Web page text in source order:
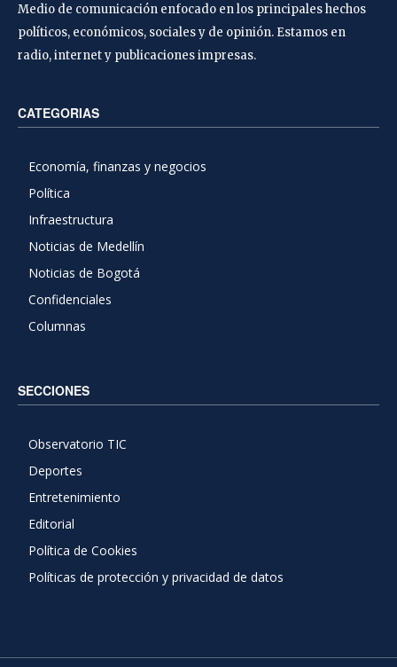
Medio de comunicación enfocado en los principales hechos
políticos, económicos, sociales y de opinión. Estamos en
radio, internet y publicaciones impresas.
CATEGORIAS
Economía, finanzas y negocios
Política
Infraestructura
Noticias de Medellín
Noticias de Bogotá
Confidenciales
Columnas
SECCIONES
Observatorio TIC
Deportes
Entretenimiento
Editorial
Política de Cookies
Políticas de protección y privacidad de datos